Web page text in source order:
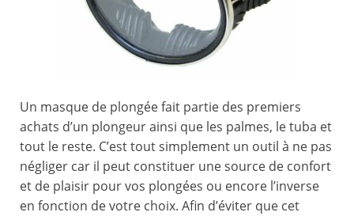
Un masque de plongée fait partie des premiers
achats d’un plongeur ainsi que les palmes, le tuba et
tout le reste. C’est tout simplement un outil à ne pas
négliger car il peut constituer une source de confort
et de plaisir pour vos plongées ou encore l’inverse
en fonction de votre choix. Afin d’éviter que cet